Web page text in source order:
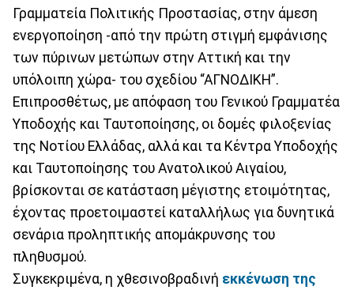
Γραμματεία Πολιτικής Προστασίας, στην άμεση
ενεργοποίηση -από την πρώτη στιγμή εμφάνισης
των πύρινων μετώπων στην Αττική και την
υπόλοιπη χώρα- του σχεδίου “ΑΓΝΟΔΙΚΗ”.
Επιπροσθέτως, με απόφαση του Γενικού Γραμματέα
Υποδοχής και Ταυτοποίησης, οι δομές φιλοξενίας
της Νοτίου Ελλάδας, αλλά και τα Κέντρα Υποδοχής
και Ταυτοποίησης του Ανατολικού Αιγαίου,
βρίσκονται σε κατάσταση μέγιστης ετοιμότητας,
έχοντας προετοιμαστεί καταλλήλως για δυνητικά
σενάρια προληπτικής απομάκρυνσης του
πληθυσμού.
Συγκεκριμένα, η χθεσινοβραδινή εκκένωση της